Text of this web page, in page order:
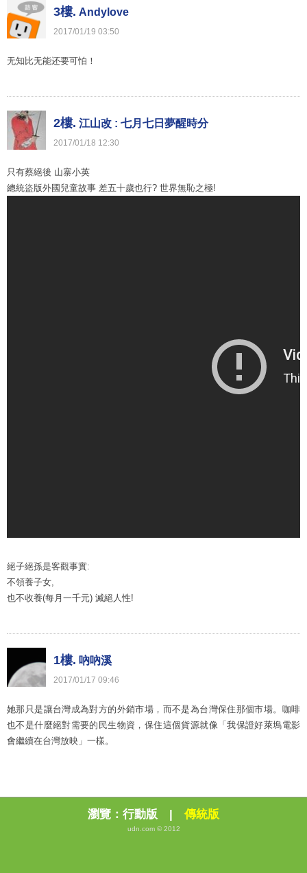
3樓. Andylove
2017/01 /19 03:50
无知比无能还要可怕！
2樓. 江山改 : 七月七日夢醒時分
2017/01 /18 12:30
只有蔡絕後 山寨小英
總統盜版外國兒童故事 差五十歲也行? 世界無恥之極!
絕子絕孫是客觀事實:
不領養子女,
也不收養(每月一千元) 滅絕人性!
1樓. 吶吶溪
2017/01 /17 09:46
她那只是讓台灣成為對方的外銷市場，而不是為台灣保住那個市場。咖啡
也不是什麼絕對需要的民生物資，保住這個貨源就像「我保證好萊塢電影
會繼續在台灣放映」一樣。
瀏覽： 行動版 | 傳統版
udn.com © 2012